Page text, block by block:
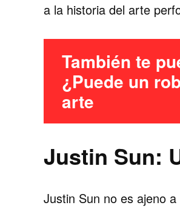
a la historia del arte
También te
¿Puede un
arte
Justin Sun:
Justin Sun no es ajeno